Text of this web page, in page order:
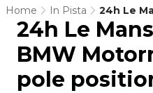
Home In Pista
24h Le
Motorrad
24h Le
BMW
pole